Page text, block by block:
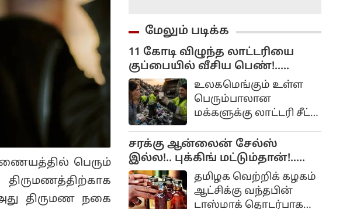
பெரும்
திருமண நகை
மேலும் படிக்க
11 கோடி விழுந்த லாட்டரியை
குப்பையில் வீசிய பெண்!..
அவசரப்பட்டீங்களே ஆண்ட்டி!...
உலகமெங்கும் உள்ள
பெரும்பாலான
மக்களுக்கு லாட்டரி சீட்
இருக்கிறது. ஏனெனில்
அதிர்ஷ்டம் நமக்கு
அடித்து நாம்
லட்சாதிபதியாகவோ,
கோடீஸ்வரனாகவோ
சரக்கு ஆன்லைன் சேல்ஸ்
இல்ல!.. புக்கிங் மட்டும்தான்!..
அமைச்சர் விளக்கம்!..தமிழக வெற்றிக் கழகம்
ஆட்சிக்கு வந்தபின்
டாஸ்மாக் தொடர்பாக